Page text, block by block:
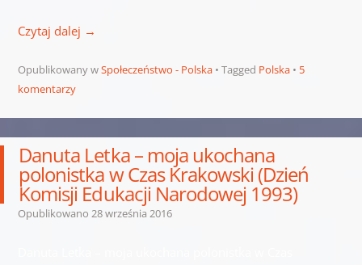
Czytaj dalej →
Opublikowany wSpołeczeństwo - Polska Tagged Polska
5
komentarzy
Danuta Letka – moja ukochana
polonistka w Czas Krakowski (Dzień
Komisji Edukacji Narodowej 1993)
Opublikowano 28 września 2016